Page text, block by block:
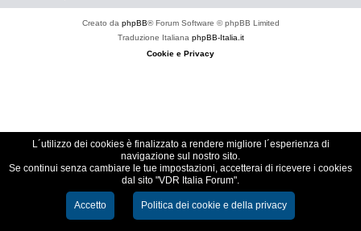
Creato da phpBB® Forum Software © phpBB Limited
Traduzione Italiana phpBB-Italia.it
Cookie e Privacy
L´utilizzo dei cookies è finalizzato a rendere migliore l´esperienza di
navigazione sul nostro sito.
Se continui senza cambiare le tue impostazioni, accetterai di ricevere i cookies
dal sito "VDR Italia Forum".
Accetto Politica dei cookie e della privacy